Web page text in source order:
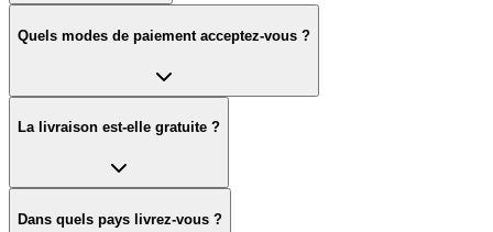
Quels modes de paiement acceptez-vous ?
La livraison est-elle gratuite ?
Dans quels pays livrez-vous ?